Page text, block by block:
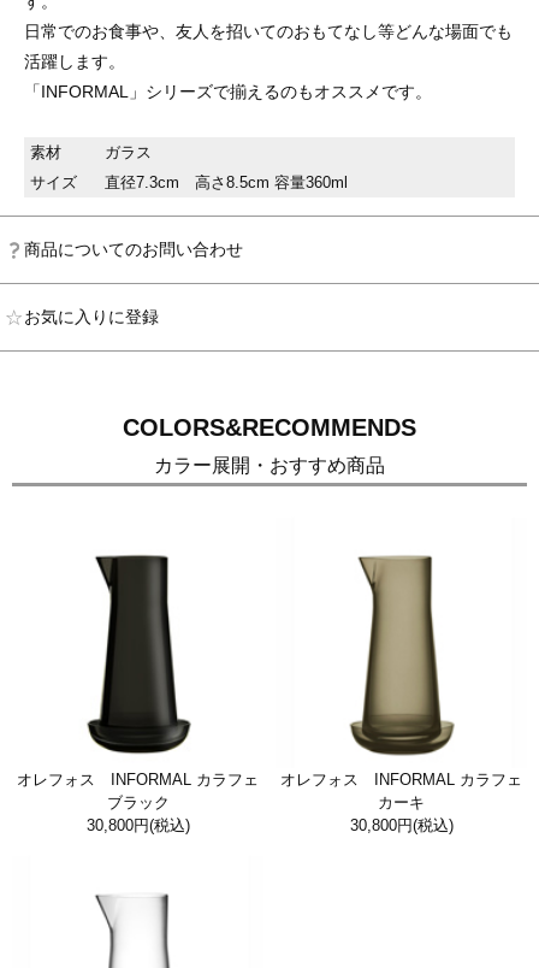
日常でのお食事や、友人を招いてのおもてなし等どんな場面でも
活躍します。
「INFORMAL」シリーズで揃えるのもオススメです。
素材
ガラス
サイズ
直径7.3cm 高さ8.5cm 容量360ml
商品についてのお問い合わせ
お気に入りに登録
COLORS&RECOMMENDS
カラー展開・おすすめ商品
オレフォス INFORMAL カラフェ
ブラック
30,800円(税込)
オレフォス INFORMAL カラフェ
カーキ
30,800円(税込)